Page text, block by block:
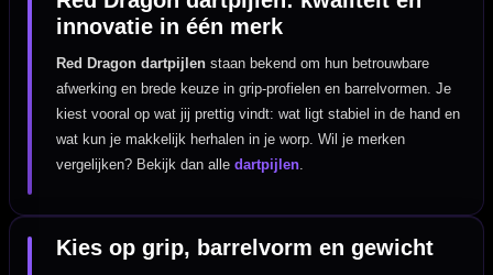
innovatie in één merk
Red Dragon dartpijlen staan bekend om hun betrouwbare
afwerking en brede keuze in grip-profielen en barrelvormen. Je
kiest vooral op wat jij prettig vindt: wat ligt stabiel in de hand en
wat kun je makkelijk herhalen in je worp. Wil je merken
vergelijken? Bekijk dan alledartpijlen.
Kies op grip, barrelvorm en gewicht